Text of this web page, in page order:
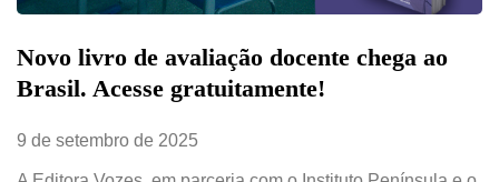
Novo livro de avaliação docente chega ao
Brasil. Acesse gratuitamente!
9 de setembro de 2025